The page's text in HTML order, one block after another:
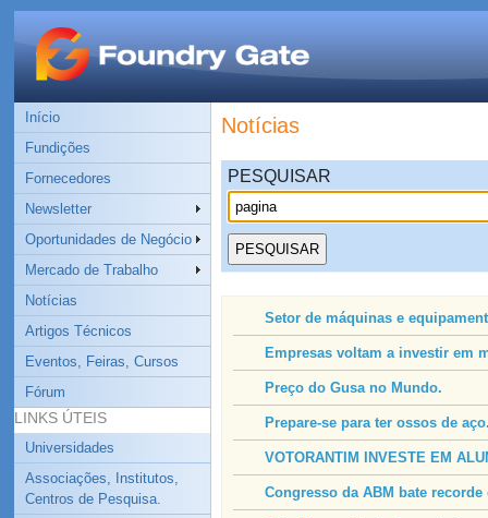
Início
Fundições
Fornecedores
Newsletter
Oportunidades de Negócio
Mercado de Trabalho
Notícias
Artigos Técnicos
Eventos, Feiras, Cursos
Fórum
LINKS ÚTEIS
Universidades
Associações, Institutos,
Centros de Pesquisa.
Notícias
PESQUISAR
Setor de máquinas e
Empresas voltam a investir em
Preço do Gusa no Mundo.
Prepare-se para ter ossos de
VOTORANTIM INVESTE EM
Congresso da ABM bate